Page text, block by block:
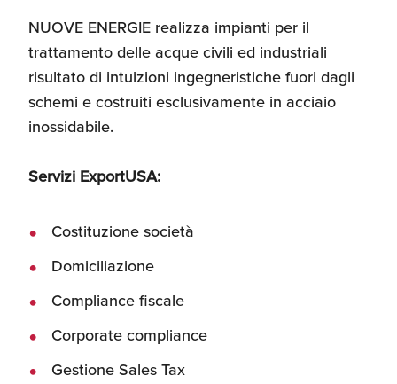
NUOVE ENERGIE realizza impianti per il
trattamento delle acque civili ed industriali
risultato di intuizioni ingegneristiche fuori dagli
schemi e costruiti esclusivamente in acciaio
inossidabile.
Servizi ExportUSA:
Costituzione società
Domiciliazione
Compliance fiscale
Corporate compliance
Gestione Sales Tax